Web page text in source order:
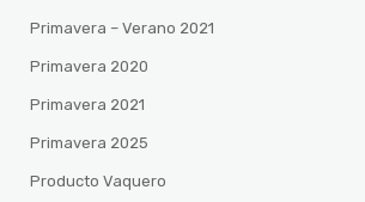
Primavera – Verano 2021
Primavera 2020
Primavera 2021
Primavera 2025
Producto Vaquero